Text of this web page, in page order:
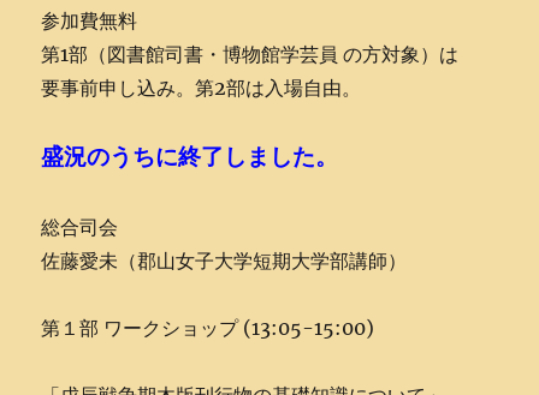
参加費無料
第1部（図書館司書・博物館学芸員 の方対象）は
要事前申し込み。第2部は入場自由。
盛況のうちに終了しました。
総合司会
佐藤愛未（郡山女子大学短期大学部講師）
第１部 ワークショップ (13:05-15:00)